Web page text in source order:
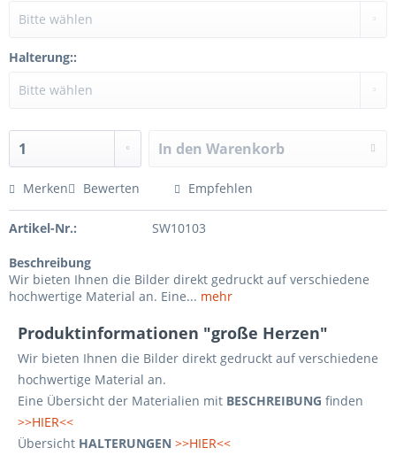
Halterung::
In den Warenkorb
Merken Bewerten Empfehlen
Artikel-Nr.: SW10103
Beschreibung
Wir bieten Ihnen die Bilder direkt gedruckt auf verschiedene
hochwertige Material an. Eine... mehr
Produktinformationen "große Herzen"
Wir bieten Ihnen die Bilder direkt gedruckt auf verschiedene
hochwertige Material an.
Eine Übersicht der Materialien mit BESCHREIBUNG finden
>>HIER<<
Übersicht HALTERUNGEN >>HIER<<